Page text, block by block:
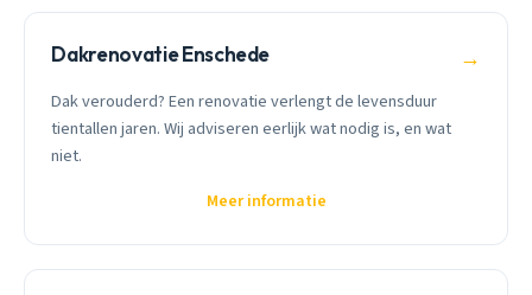
Dakrenovatie Enschede →
Dak verouderd? Een renovatie verlengt de levensduur
tientallen jaren. Wij adviseren eerlijk wat nodig is, en wat
niet.
Meer informatie